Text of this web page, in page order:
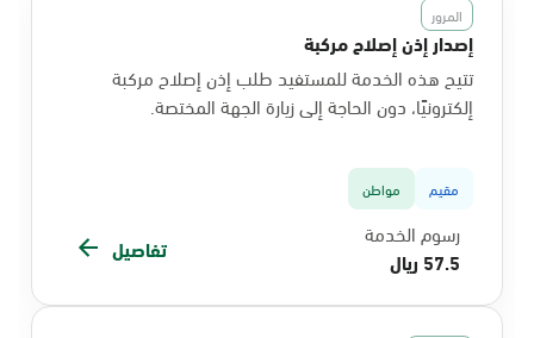
المرور
إصدار إذن إصلاح مركبة
تتيح هذه الخدمة للمستفيد طلب إذن إصلاح مركبة
إلكترونيًا، دون الحاجة إلى زيارة الجهة المختصة.
مقيم مواطن
رسوم الخدمة
57.5 ريال
تفاصيل